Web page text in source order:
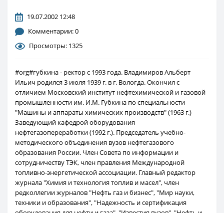
19.07.2002 12:48
Комментарии: 0
Просмотры: 1325
#org#губкина - ректор с 1993 года. Владимиров Альберт
Ильич родился 3 июля 1939 г. в г. Вологда. Окончил с
отличием Московский институт нефтехимической и газовой
промышленности им. И.М. Губкина по специальности
"Машины и аппараты химических производств" (1963 г.)
Заведующий кафедрой оборудования
нефтегазопереработки (1992 г.). Председатель учебно-
методического объединения вузов нефтегазового
образования России. Член Совета по информации и
сотрудничеству ТЭК, член правления Международной
топливно-энергетической ассоциации. Главный редактор
журнала "Химия и технология топлив и масел", член
редколлегии журналов "Нефть газ и бизнес", "Мир науки,
техники и образования", "Надежность и сертификация